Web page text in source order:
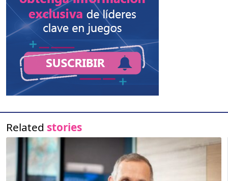
Related stories